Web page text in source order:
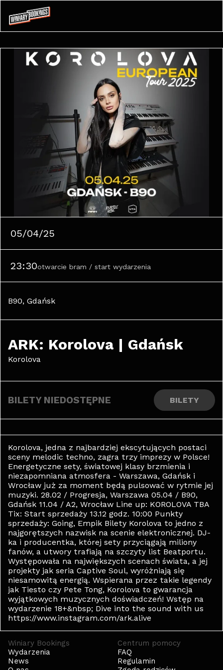
05/04/25
23:30otwarcie bram / start wydarzenia
B90, Gdańsk
ARK: Korolova | Gdańsk
Korolova
BILETY NIEDOSTĘPNE BILETY
Korolova, jedna z najbardziej ekscytujących postaci
sceny melodic techno, zagra trzy imprezy w Polsce!
Energetyczne sety, światowej klasy brzmienia i
niezapomniana atmosfera - Warszawa, Gdańsk i
Wrocław już za moment będą pulsować w rytmie jej
muzyki. 28.02 / Progresja, Warszawa 05.04 / B90,
Gdańsk 11.04 / A2, Wrocław Line up: KOROLOVA TBA
Tix: Start sprzedaży 13.12 godz. 10:00 Punkty
sprzedaży: Going, Empik Bilety Korolova to jedno z
najgorętszych nazwisk na scenie elektronicznej. DJ-
ka i producentka, której sety przyciągają miliony
fanów, a utwory trafiają na szczyty list Beatportu.
Występowała na największych scenach świata, a jej
projekty jak seria Captive Soul, wyróżniają się
niesamowitą energią. Wspierana przez takie legendy
jak Tiesto czy Pete Tong, Korolova to gwarancja
wyjątkowych muzycznych doświadczeń! Wstęp na
wydarzenie 18+&nbsp; Dive into the sound with us
https://www.instagram.com/ark.alive
Winiary Bookings
Wydarzenia
News
Centrum pomocy
FAQ
Regulamin